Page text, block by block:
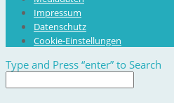
Impressum
Datenschutz
Cookie-Einstellungen
Type and Press “enter” to Search